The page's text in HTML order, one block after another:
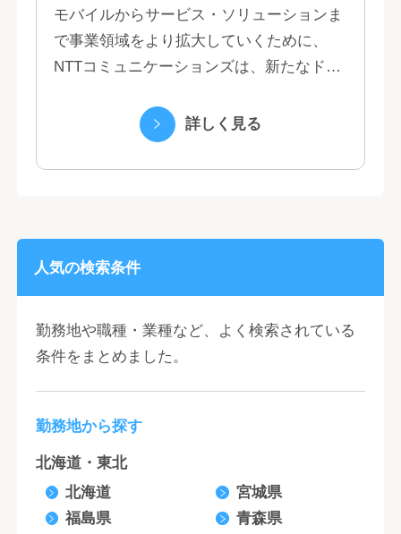
モバイルからサービス・ソリューションま
で事業領域をより拡大していくために、
NTTコミュニケーションズは、新たなドコ
たちは、クラウド、ネットワーク、セキュ
リティといっ...
詳しく見る
人気の検索条件
勤務地や職種・業種など、よく検索されている
条件をまとめました。
勤務地から探す
北海道・東北
北海道
宮城県
福島県
青森県